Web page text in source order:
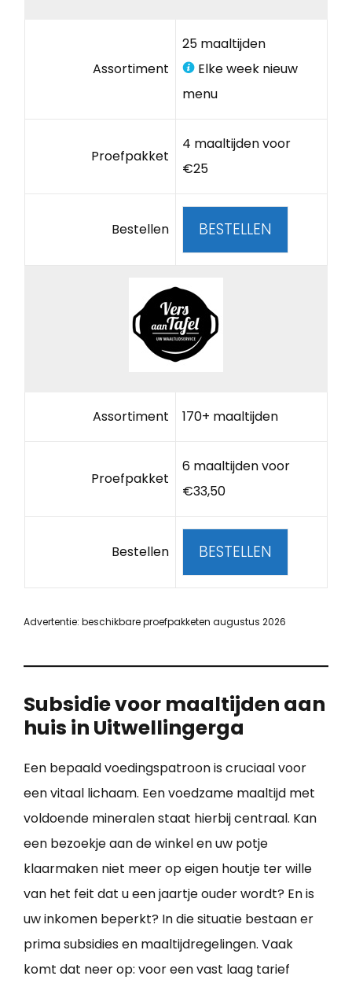
Assortiment
25 maaltijden
Elke week nieuw
menu
Proefpakket
4 maaltijden voor
€25
Bestellen BESTELLEN
Assortiment 170+ maaltijden
Proefpakket
6 maaltijden voor
€33,50
Bestellen BESTELLEN
Advertentie: beschikbare proefpakketen augustus 2026
Subsidie voor maaltijden aan
huis in Uitwellingerga
Een bepaald voedingspatroon is cruciaal voor
een vitaal lichaam. Een voedzame maaltijd met
voldoende mineralen staat hierbij centraal. Kan
een bezoekje aan de winkel en uw potje
klaarmaken niet meer op eigen houtje ter wille
van het feit dat u een jaartje ouder wordt? En is
uw inkomen beperkt? In die situatie bestaan er
prima subsidies en maaltijdregelingen. Vaak
komt dat neer op: voor een vast laag tarief